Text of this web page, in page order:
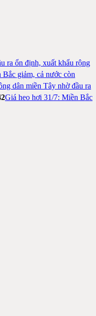
ra ổn định, xuất khẩu rộng
giảm, cả nước còn
dân miền Tây nhờ đầu ra
Giá heo hơi 31/7: Miền Bắc